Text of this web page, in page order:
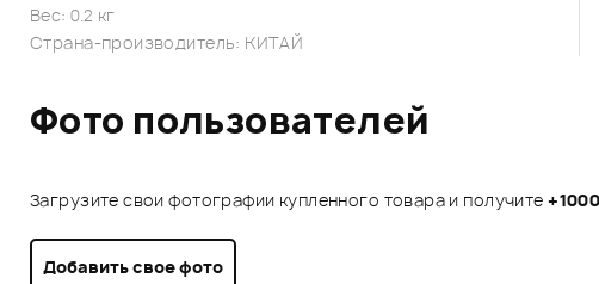
Вес: 0.2 кг
Страна-производитель: КИТАЙ
Фото пользователей
Загрузите свои фотографии купленного товара и получите
Добавить свое фото